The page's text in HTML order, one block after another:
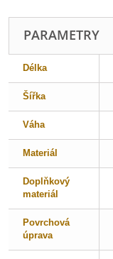
PARAMETRY
Délka
Šířka
Váha
Materiál
Doplňkový
materiál
Povrchová
úprava